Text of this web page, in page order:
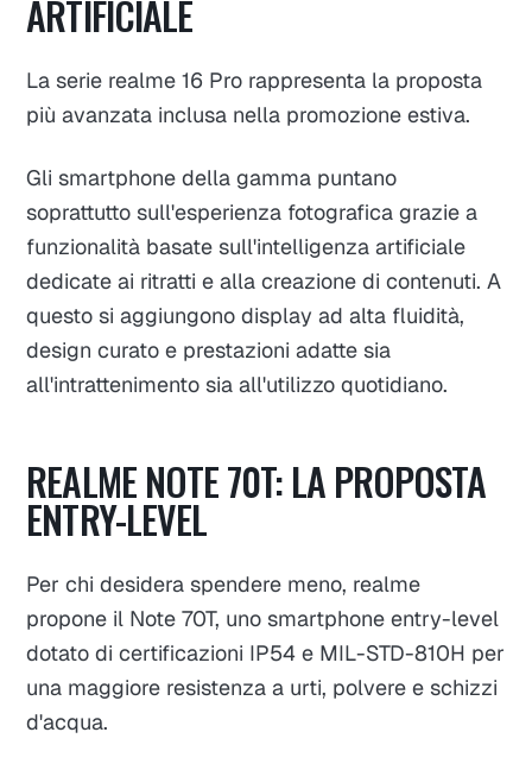
ARTIFICIALE
La serie realme 16 Pro rappresenta la proposta
più avanzata inclusa nella promozione estiva.
Gli smartphone della gamma puntano
soprattutto sull'esperienza fotografica grazie a
funzionalità basate sull'intelligenza artificiale
dedicate ai ritratti e alla creazione di contenuti. A
questo si aggiungono display ad alta fluidità,
design curato e prestazioni adatte sia
all'intrattenimento sia all'utilizzo quotidiano.
REALME NOTE 70T: LA PROPOSTA
ENTRY-LEVEL
Per chi desidera spendere meno, realme
propone il Note 70T, uno smartphone entry-level
dotato di certificazioni IP54 e MIL-STD-810H per
una maggiore resistenza a urti, polvere e schizzi
d'acqua.